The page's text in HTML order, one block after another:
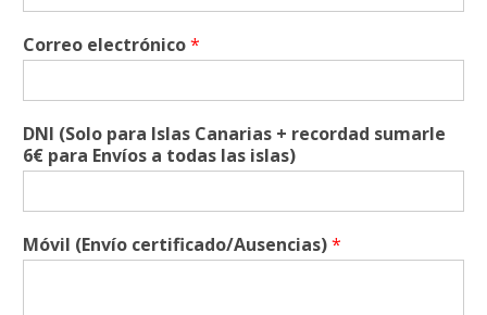
Correo electrónico*
DNI (Solo para Islas Canarias + recordad sumarle
6€ para Envíos a todas las islas)
Móvil (Envío certificado/Ausencias)*